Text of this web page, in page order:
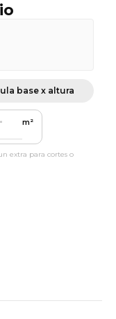
base x altura
m²
extra para cortes o